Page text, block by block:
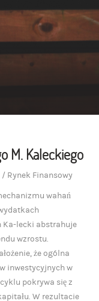
M. Kaleckiego
/ Rynek Finansowy
wahań
Ka-lecki abstrahuje
wzrostu.
że ogólna
inwestycyjnych w
pokrywa się z
W rezultacie